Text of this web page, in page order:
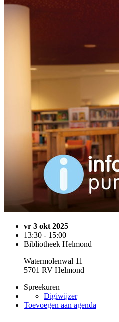
vr 3 okt 2025
13:30 - 15:00
Bibliotheek Helmond
Watermolenwal 11
5701 RV Helmond
Spreekuren
Digiwijzer
Toevoegen aan agenda